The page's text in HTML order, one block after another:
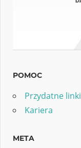
POMOC
Przydatne linki
Kariera
META